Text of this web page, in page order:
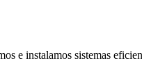
e instalamos sistemas